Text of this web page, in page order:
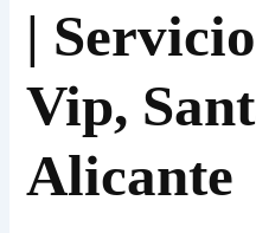
|
Vip,
Alicante